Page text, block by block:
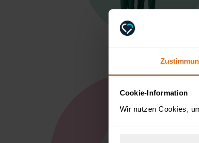
Cookie-Information
Wir nutzen Cookies,